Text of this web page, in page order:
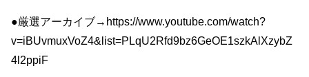
●厳選アーカイブ→https://www.youtube.com/watch?
v=iBUvmuxVoZ4&list=PLqU2Rfd9bz6GeOE1szkAlXzybZ
4l2ppiF